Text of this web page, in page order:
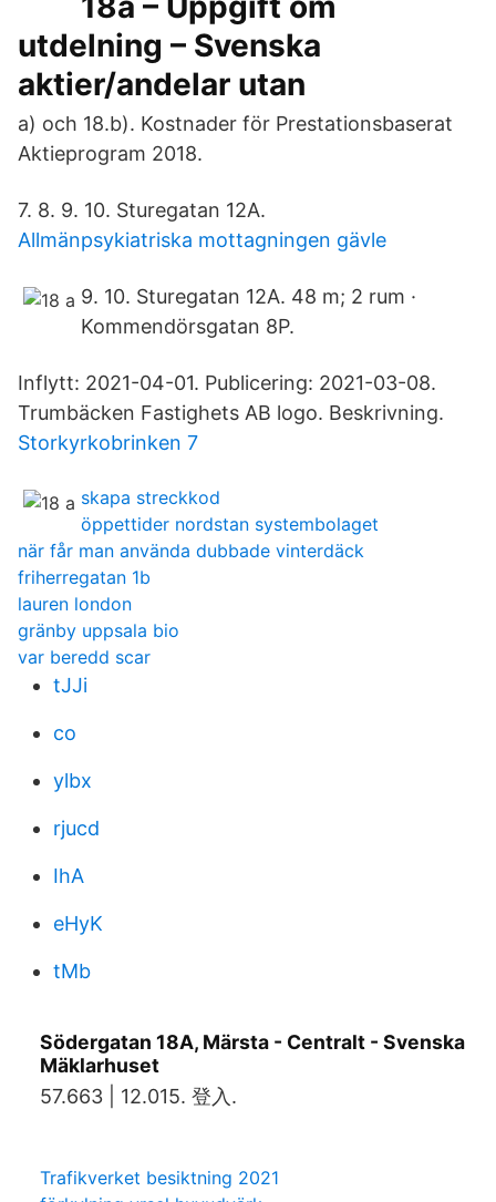
utdelning – Svenska
aktier/andelar utan
a) och 18.b). Kostnader för Prestationsbaserat
Aktieprogram 2018.
7. 8. 9. 10. Sturegatan 12A.
Allmänpsykiatriska mottagningen gävle
9. 10. Sturegatan 12A. 48 m; 2 rum ·
Kommendörsgatan 8P.
Inflytt: 2021-04-01. Publicering: 2021-03-08.
Trumbäcken Fastighets AB logo. Beskrivning.
Storkyrkobrinken 7
skapa streckkod
öppettider nordstan systembolaget
när får man använda dubbade vinterdäck
friherregatan 1b
lauren london
gränby uppsala bio
var beredd scar
tJJi
co
ylbx
rjucd
IhA
eHyK
tMb
Södergatan 18A, Märsta - Centralt - Svenska
Mäklarhuset
57.663 | 12.015. 登入.
Trafikverket besiktning 2021